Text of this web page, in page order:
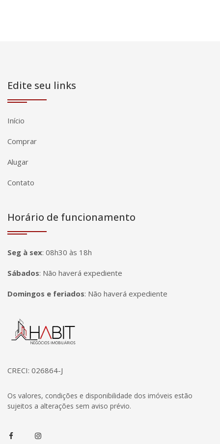
Edite seu links
Início
Comprar
Alugar
Contato
Horário de funcionamento
Seg à sex: 08h30 às 18h
Sábados: Não haverá expediente
Domingos e feriados: Não haverá expediente
Página inicial
CRECI: 026864-J
Os valores, condições e disponibilidade dos imóveis estão
sujeitos a alterações sem aviso prévio.
FacebookInstagram